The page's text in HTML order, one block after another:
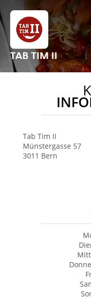
TAB TIM II
Tab Tim II
Münstergasse 57
3011 Bern